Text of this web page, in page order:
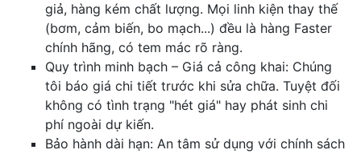
giả, hàng kém chất lượng. Mọi linh kiện thay thế
(bơm, cảm biến, bo mạch...) đều là hàng Faster
chính hãng, có tem mác rõ ràng.
Quy trình minh bạch – Giá cả công khai: Chúng
tôi báo giá chi tiết trước khi sửa chữa. Tuyệt đối
không có tình trạng "hét giá" hay phát sinh chi
phí ngoài dự kiến.
Bảo hành dài hạn: An tâm sử dụng với chính sách